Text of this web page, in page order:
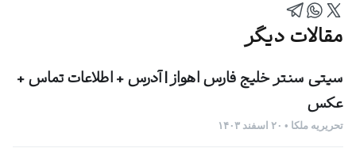
مقالات دیگر
سیتی سنتر خلیج فارس اهواز | آدرس + اطلاعات تماس +
عکس
تحریریه ملکا • ۲۰ اسفند ۱۴۰۳